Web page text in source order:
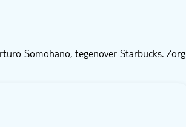
Somohano, tegenover Starbucks. Zorg